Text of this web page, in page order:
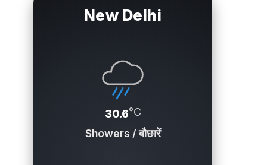
New Delhi
30.6°C
Showers / बौछारें